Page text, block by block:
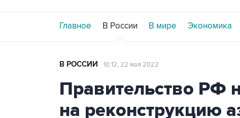
Главное В России В мире Экономика
В РОССИИ 10:12, 22 мая 2022
Правительство РФ
на реконструкцию